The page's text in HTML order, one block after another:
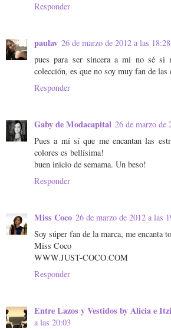
Responder
paulav 26 de marzo de 2012 a las 18:28
pues para ser sincera a mi no sé si
colección, es que no soy muy fan de las
Responder
Gaby de Modacapital 26 de marzo de
Pues a mí sí que me encantan las
colores es bellísima!
buen inicio de semama. Un beso!
Responder
Miss Coco 26 de marzo de 2012 a las
Soy súper fan de la marca, me encanta
Miss Coco
WWW.JUST-COCO.COM
Responder
Entre Lazos y Vestidos by Alicia e
a las 20:03